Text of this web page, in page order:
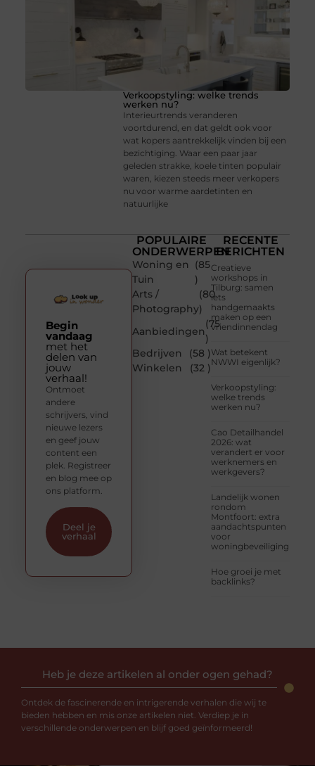
Verkoopstyling: welke trends
werken nu?
Interieurtrends veranderen
voortdurend, en dat geldt ook voor
wat kopers aantrekkelijk vinden bij een
bezichtiging. Waar een paar jaar
geleden strakke, koele tinten populair
waren, kiezen steeds meer verkopers
nu voor warme aardetinten en
natuurlijke
POPULAIRE
ONDERWERPEN
Woning en
Tuin
(85
)
Arts /
Photography
(80
)
Aanbiedingen
(75
)
Bedrijven
(58 )
Winkelen
(32 )
RECENTE
BERICHTEN
Creatieve
workshops in
Tilburg: samen
iets
handgemaakts
maken op een
vriendinnendag
Wat betekent
NWWI eigenlijk?
Verkoopstyling:
welke trends
werken nu?
Cao Detailhandel
2026: wat
verandert er voor
werknemers en
werkgevers?
Landelijk wonen
rondom
Montfoort: extra
aandachtspunten
voor
woningbeveiliging
Hoe groei je met
backlinks?
Begin
vandaag
met het
delen van
jouw
verhaal!
Ontmoet
andere
schrijvers, vind
nieuwe lezers
en geef jouw
content een
plek. Registreer
en blog mee op
ons platform.
Deel je
verhaal
Heb je deze artikelen al onder ogen gehad?
Ontdek de fascinerende en intrigerende verhalen die wij te
bieden hebben en mis onze artikelen niet. Verdiep je in
verschillende onderwerpen en blijf goed geïnformeerd!